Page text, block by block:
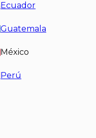
Ecuador
Guatemala
México
Perú